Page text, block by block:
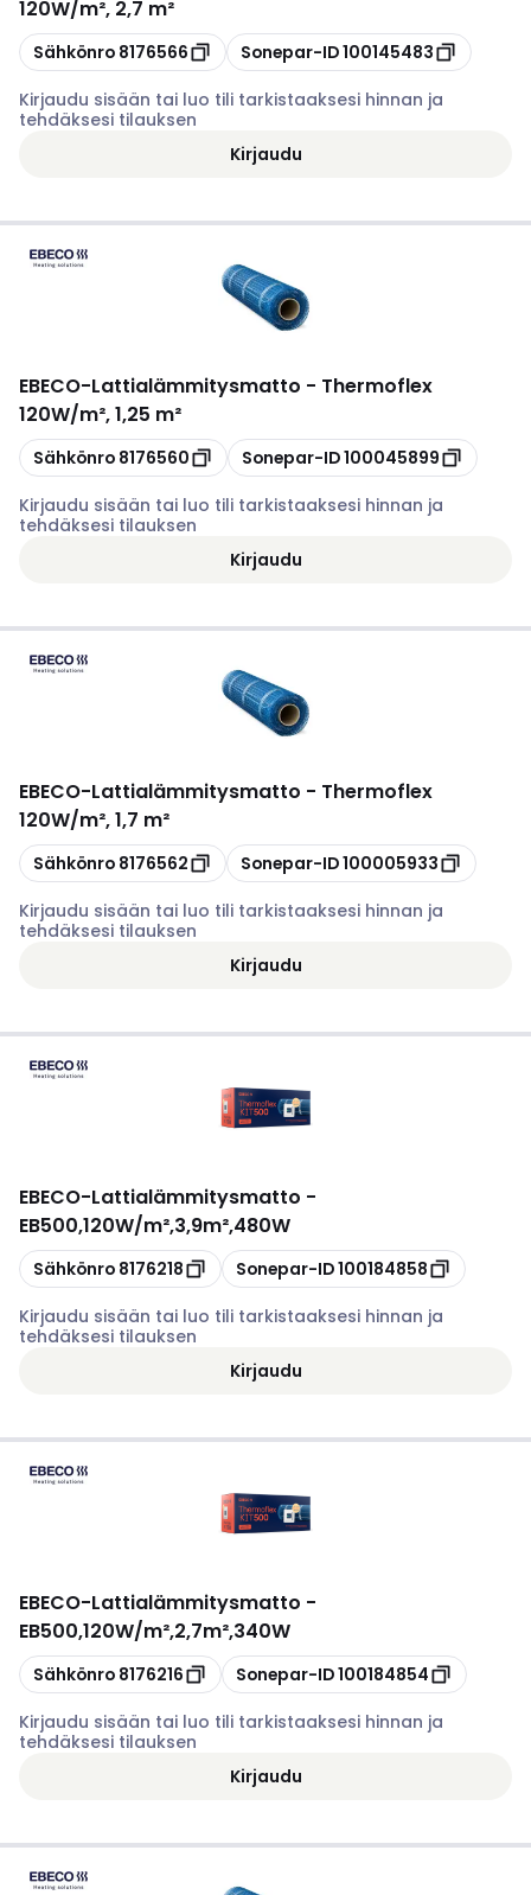
120W/m², 2,7 m²
Kopioi
Sähkönro 8176566 Kopioi
Sonepar-ID100145483
Kirjaudu sisään tai luo tili tarkistaaksesi hinnan ja
tehdäksesi tilauksen
Kirjaudu
EBECO-Lattialämmitysmatto - Thermoflex
120W/m², 1,25 m²
Kopioi
Sähkönro 8176560 Kopioi
Sonepar-ID100045899
Kirjaudu sisään tai luo tili tarkistaaksesi hinnan ja
tehdäksesi tilauksen
Kirjaudu
EBECO-Lattialämmitysmatto - Thermoflex
120W/m², 1,7 m²
Kopioi
Sähkönro 8176562 Kopioi
Sonepar-ID100005933
Kirjaudu sisään tai luo tili tarkistaaksesi hinnan ja
tehdäksesi tilauksen
Kirjaudu
EBECO-Lattialämmitysmatto -
EB500,120W/m²,3,9m²,480W
Kopioi
Sähkönro 8176218 Kopioi
Sonepar-ID100184858
Kirjaudu sisään tai luo tili tarkistaaksesi hinnan ja
tehdäksesi tilauksen
Kirjaudu
EBECO-Lattialämmitysmatto -
EB500,120W/m²,2,7m²,340W
Kopioi
Sähkönro 8176216 Kopioi
Sonepar-ID100184854
Kirjaudu sisään tai luo tili tarkistaaksesi hinnan ja
tehdäksesi tilauksen
Kirjaudu